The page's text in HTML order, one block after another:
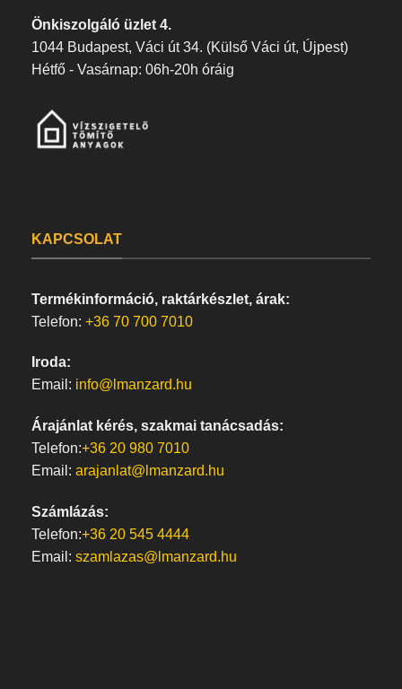
Önkiszolgáló üzlet 4.
1044 Budapest, Váci út 34. (Külső Váci út, Újpest)
Hétfő - Vasárnap: 06h-20h óráig
KAPCSOLAT
Termékinformáció, raktárkészlet, árak:
Telefon: +36 70 700 7010
Iroda:
Email: info@lmanzard.hu
Árajánlat kérés, szakmai tanácsadás:
Telefon:+36 20 980 7010
Email: arajanlat@lmanzard.hu
Számlázás:
Telefon:+36 20 545 4444
Email: szamlazas@lmanzard.hu